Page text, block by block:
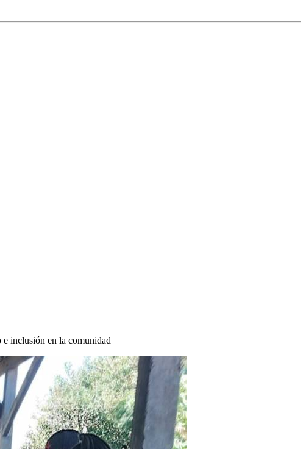
e inclusión en la comunidad